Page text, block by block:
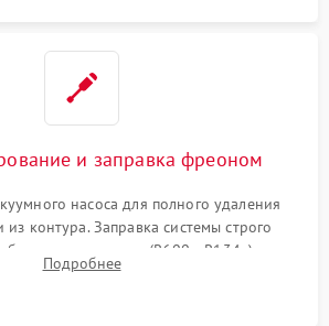
и заправка фреоном
насоса для полного удаления
из контура. Заправка системы строго
хладагента (R600a, R134a) по
Контроль рабочего давления в системе.
Подробнее